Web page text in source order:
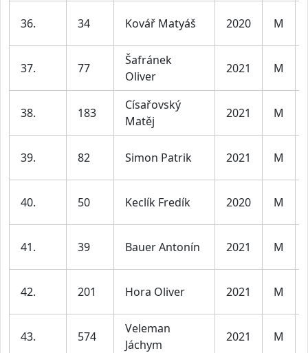
36. 34 Kovář Matyáš 2020 M
37. 77
Šafránek
Oliver
2021 M
38. 183
Císařovský
Matěj
2021 M
39. 82 Simon Patrik 2021 M
40. 50 Keclík Fredík 2020 M
41. 39 Bauer Antonín 2021 M
42. 201 Hora Oliver 2021 M
43. 574
Veleman
Jáchym
2021 M